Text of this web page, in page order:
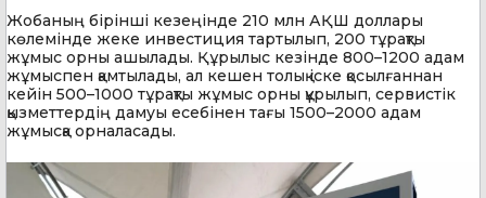
Жобаның бірінші кезеңінде 210 млн АҚШ доллары
көлемінде жеке инвестиция тартылып, 200 тұрақты
жұмыс орны ашылады. Құрылыс кезінде 800–1200 адам
жұмыспен қамтылады, ал кешен толық іске қосылғаннан
кейін 500–1000 тұрақты жұмыс орны құрылып, сервистік
қызметтердің дамуы есебінен тағы 1500–2000 адам
жұмысқа орналасады.